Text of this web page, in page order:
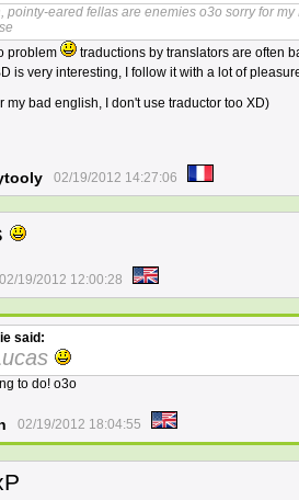
pointy-eared fellas are enemies o3o sorry for
problem
traductions by translators are often
is very interesting, I follow it with a lot of
my bad english, I don't use traductor too XD)
02/19/2012 14:27:06
02/19/2012 12:00:28
said:
to do! o3o
02/19/2012 18:04:55